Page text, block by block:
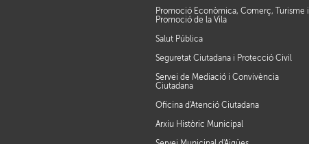
Promoció Econòmica, Comerç, Turisme i
Promoció de la Vila
Salut Pública
Seguretat Ciutadana i Protecció Civil
Servei de Mediació i Convivència
Ciutadana
Oficina d'Atenció Ciutadana
Arxiu Històric Municipal